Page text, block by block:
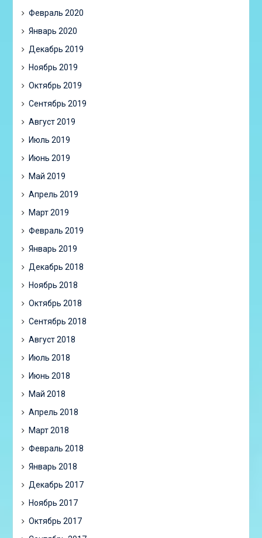
Февраль 2020
Январь 2020
Декабрь 2019
Ноябрь 2019
Октябрь 2019
Сентябрь 2019
Август 2019
Июль 2019
Июнь 2019
Май 2019
Апрель 2019
Март 2019
Февраль 2019
Январь 2019
Декабрь 2018
Ноябрь 2018
Октябрь 2018
Сентябрь 2018
Август 2018
Июль 2018
Июнь 2018
Май 2018
Апрель 2018
Март 2018
Февраль 2018
Январь 2018
Декабрь 2017
Ноябрь 2017
Октябрь 2017